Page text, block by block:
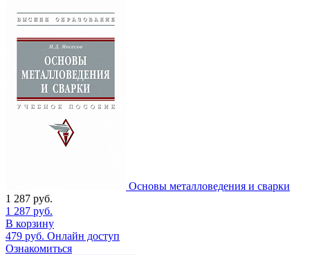
Основы металловедения и сварки
1 287 руб.
1 287 руб.
В корзину
479 руб. Онлайн доступ
Ознакомиться